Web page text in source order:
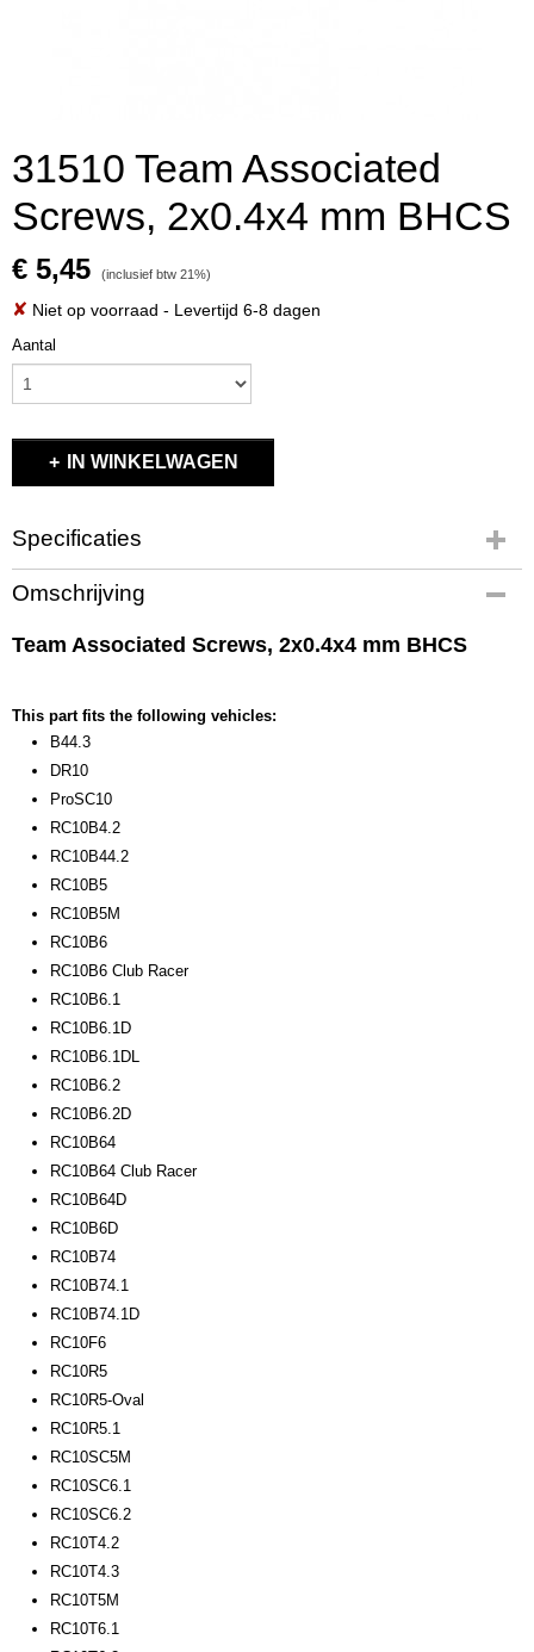
31510 Team Associated
Screws, 2x0.4x4 mm BHCS
€ 5,45 (inclusief btw 21%)
✘ Niet op voorraad - Levertijd 6-8 dagen
Aantal
IN WINKELWAGEN
Specificaties
Productcode
31510
EAN code
31510
Bruto gewicht
0,10 Kg
Omschrijving
Team Associated Screws, 2x0.4x4 mm BHCS
This part fits the following vehicles:
B44.3
DR10
ProSC10
RC10B4.2
RC10B44.2
RC10B5
RC10B5M
RC10B6
RC10B6 Club Racer
RC10B6.1
RC10B6.1D
RC10B6.1DL
RC10B6.2
RC10B6.2D
RC10B64
RC10B64 Club Racer
RC10B64D
RC10B6D
RC10B74
RC10B74.1
RC10B74.1D
RC10F6
RC10R5
RC10R5-Oval
RC10R5.1
RC10SC5M
RC10SC6.1
RC10SC6.2
RC10T4.2
RC10T4.3
RC10T5M
RC10T6.1